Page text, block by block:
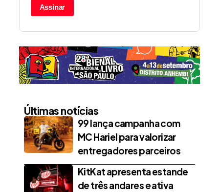
Assinar
Últimas notícias
99 lança campanha com
MC Hariel para valorizar
entregadores parceiros
KitKat apresenta estande
de três andares e ativa